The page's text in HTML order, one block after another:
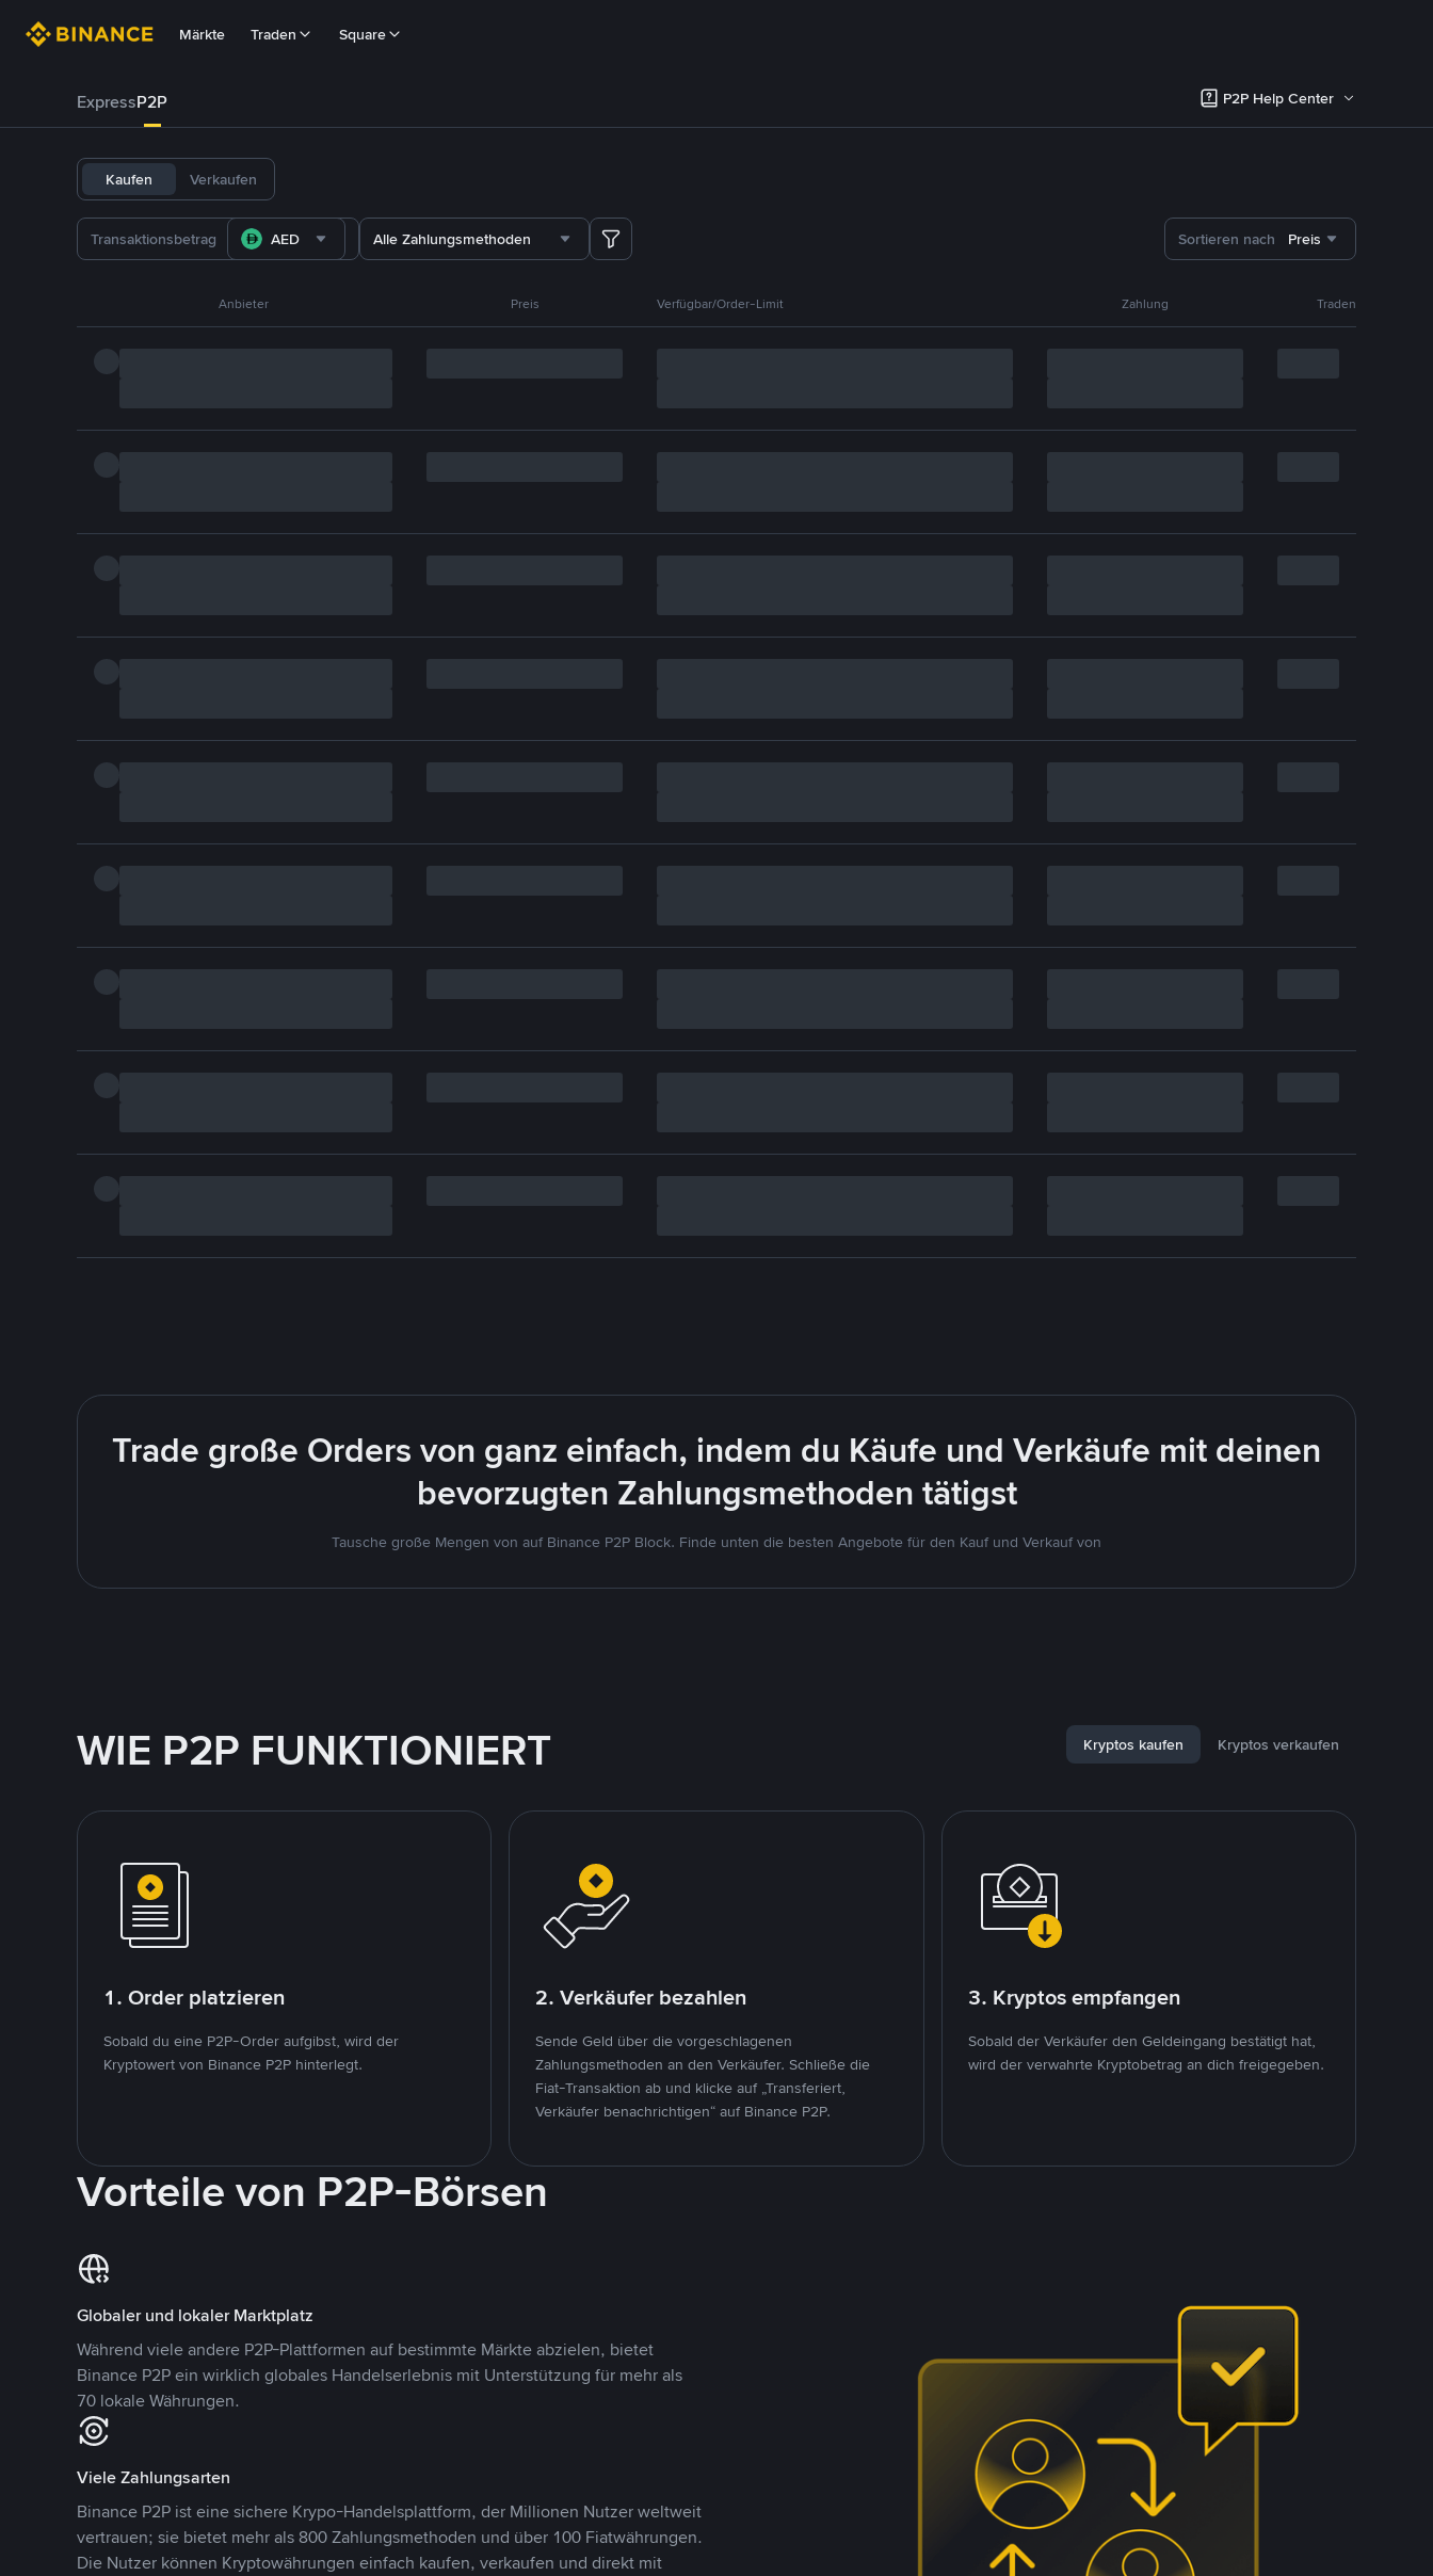
Märkte Traden Square
ExpressP2P P2P Help Center
Kaufen Verkaufen
AED Alle Zahlungsmethoden Sortieren nach Preis
Anbieter Preis Verfügbar/Order-Limit Zahlung Traden
Trade große Orders von ganz einfach, indem du Käufe und Verkäufe mit deinen
bevorzugten Zahlungsmethoden tätigst
Tausche große Mengen von auf Binance P2P Block. Finde unten die besten Angebote für den Kauf und Verkauf von
WIE P2P FUNKTIONIERT Kryptos kaufen Kryptos verkaufen
1. Order platzieren
Sobald du eine P2P-Order aufgibst, wird der
Kryptowert von Binance P2P hinterlegt.
2. Verkäufer bezahlen
Sende Geld über die vorgeschlagenen
Zahlungsmethoden an den Verkäufer. Schließe die
Fiat-Transaktion ab und klicke auf „Transferiert,
Verkäufer benachrichtigen“ auf Binance P2P.
3. Kryptos empfangen
Sobald der Verkäufer den Geldeingang bestätigt hat,
wird der verwahrte Kryptobetrag an dich freigegeben.
Vorteile von P2P-Börsen
Globaler und lokaler Marktplatz
Während viele andere P2P-Plattformen auf bestimmte Märkte abzielen, bietet
Binance P2P ein wirklich globales Handelserlebnis mit Unterstützung für mehr als
70 lokale Währungen.
Viele Zahlungsarten
Binance P2P ist eine sichere Krypo-Handelsplattform, der Millionen Nutzer weltweit
vertrauen; sie bietet mehr als 800 Zahlungsmethoden und über 100 Fiatwährungen.
Die Nutzer können Kryptowährungen einfach kaufen, verkaufen und direkt mit